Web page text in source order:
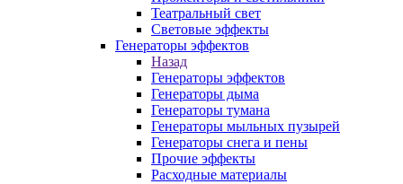
Театральный свет
Световые эффекты
Генераторы эффектов
Назад
Генераторы эффектов
Генераторы дыма
Генераторы тумана
Генераторы мыльных пузырей
Генераторы снега и пены
Прочие эффекты
Расходные материалы